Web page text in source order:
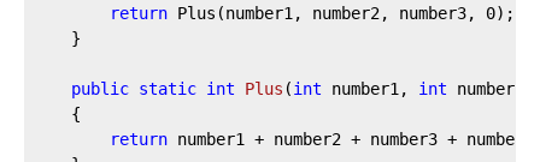
return Plus(number1, number2, number3, 0);
    }
public static int Plus (int number1, int
    {
return number1 + number2 + number3 +